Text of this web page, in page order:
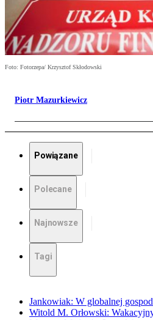
Foto: Fotorzepa/ Krzysztof Skłodowski
Piotr Mazurkiewicz
Powiązane
Polecane
Najnowsze
Tagi
Jankowiak: W globalnej
Witold M. Orłowski: